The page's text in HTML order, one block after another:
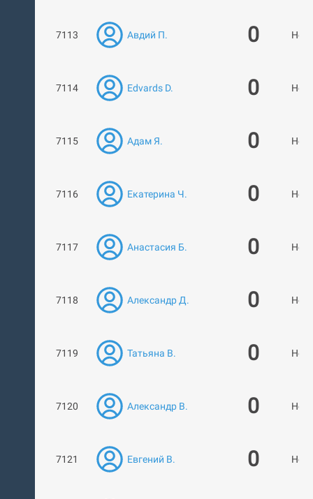
7113 Авдий П. 0 Нет
7114 Edvards D. 0 Нет
7115 Адам Я. 0 Нет
7116 Екатерина Ч. 0 Нет
7117 Анастасия Б. 0 Нет
7118 Александр Д. 0 Нет
7119 Татьяна В. 0 Нет
7120 Александр В. 0 Нет
7121 Евгений В. 0 Нет